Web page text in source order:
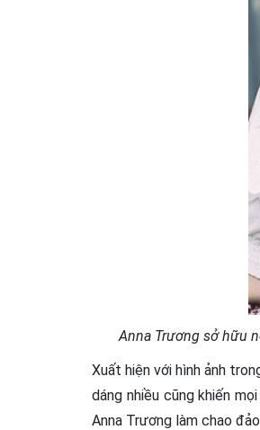
Anna Trương sở hữu
Xuất hiện với hình ảnh
dáng nhiều cũng khiến
Anna Trương làm chao